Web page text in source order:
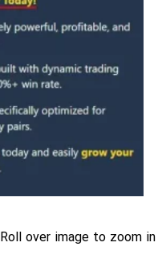
Roll over image to zoom in